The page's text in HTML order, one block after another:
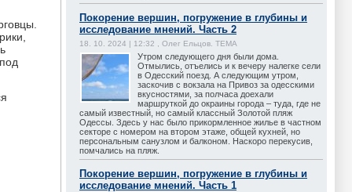
Покорение вершин, погружение в глубины и
исследование мнений. Часть 2
18. 10. 2024 | 12:32 , Олег Ельцов. ТЕМА
Утром следующего дня были дома.
Отмылись, отъелись и к вечеру налегке сели
в Одесский поезд. А следующим утром,
заскочив с вокзала на Привоз за одесскими
вкусностями, за полчаса доехали
маршруткой до окраины города – туда, где не
самый известный, но самый классный Золотой пляж
Одессы. Здесь у нас было прикормленное жилье в частном
секторе с номером на втором этаже, общей кухней, но
персональным санузлом и балконом. Наскоро перекусив,
помчались на пляж.
Покорение вершин, погружение в глубины и
исследование мнений. Часть 1